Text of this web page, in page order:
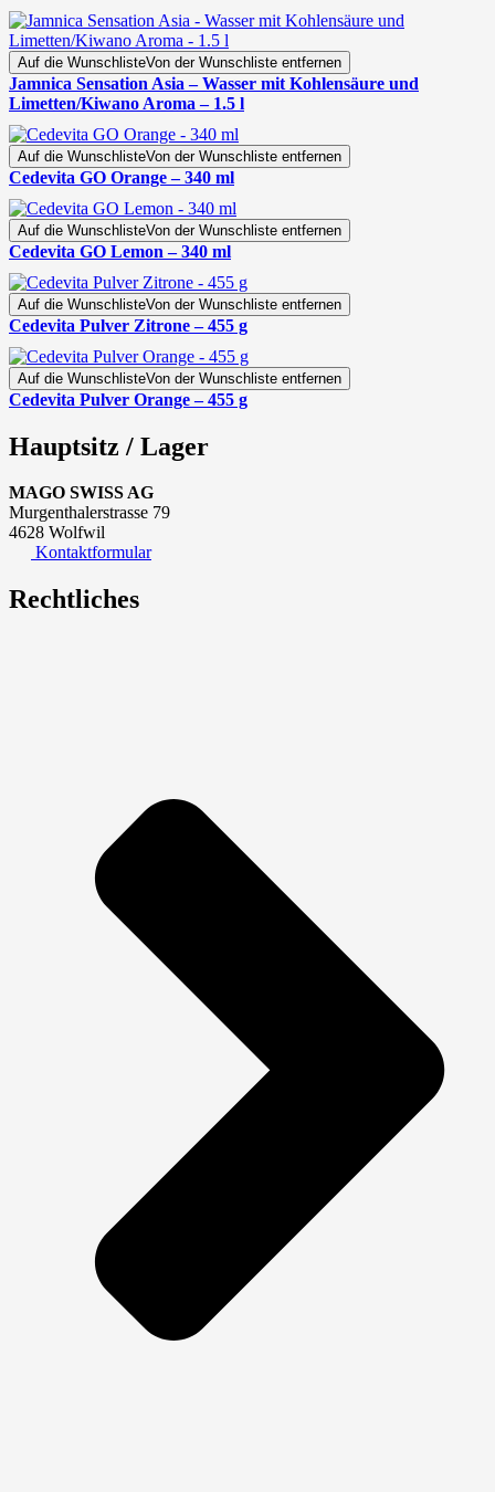
Auf die WunschlisteVon der Wunschliste entfernen
Jamnica Sensation Asia – Wasser mit Kohlensäure und
Limetten/Kiwano Aroma – 1.5 l
Auf die WunschlisteVon der Wunschliste entfernen
Cedevita GO Orange – 340 ml
Auf die WunschlisteVon der Wunschliste entfernen
Cedevita GO Lemon – 340 ml
Auf die WunschlisteVon der Wunschliste entfernen
Cedevita Pulver Zitrone – 455 g
Auf die WunschlisteVon der Wunschliste entfernen
Cedevita Pulver Orange – 455 g
Hauptsitz / Lager
MAGO SWISS AG
Murgenthalerstrasse 79
4628 Wolfwil
Kontaktformular
Rechtliches